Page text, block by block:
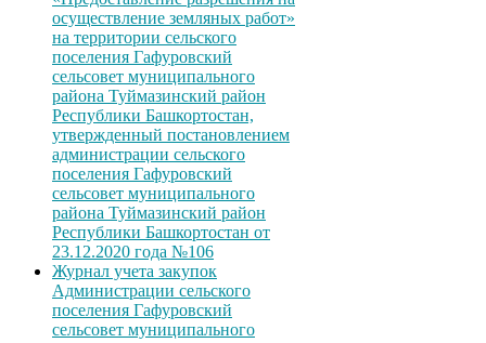
осуществление земляных работ»
на территории сельского
поселения Гафуровский
сельсовет муниципального
района Туймазинский район
Республики Башкортостан,
утвержденный постановлением
администрации сельского
поселения Гафуровский
сельсовет муниципального
района Туймазинский район
Республики Башкортостан от
23.12.2020 года №106
Журнал учета закупок
Администрации сельского
поселения Гафуровский
сельсовет муниципального